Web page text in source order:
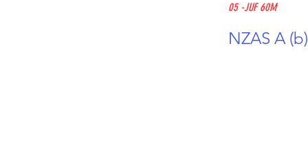
05 -JUF 60M
NZAS A